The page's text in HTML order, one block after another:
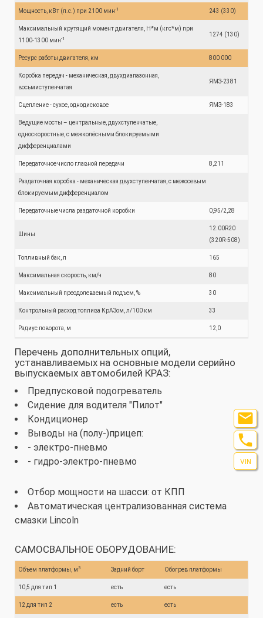
Мощность, кВт (л.с.) при 2100 мин-1 243 (330)
Максимальный крутящий момент двигателя, Н*м (кгс*м) при
1100-1300 мин-1
1274 (130)
Ресурс работы двигателя, км 800 000
Коробка передач - механическая, двухдиапазонная,
восьмиступенчатая
ЯМЗ-2381
Сцепление - сухое, однодисковое ЯМЗ-183
Ведущие мосты – центральные, двухступенчатые,
односкоростные, с межколёсными блокируемыми
дифференциалами
Передаточное число главной передачи 8,211
Раздаточная коробка - механическая двухступенчатая, с межосевым
блокируемым дифференциалом
Передаточные числа раздаточной коробки 0,95/2,28
Шины
12.00R20
(320R-508)
Топливный бак, л 165
Максимальная скорость, км/ч 80
Максимальный преодолеваемый подъем, % 30
Контрольный расход топлива КрАЗом, л/100 км 33
Радиус поворота, м 12,0
Перечень дополнительных опций,
устанавливаемых на основные модели серийно
выпускаемых автомобилей КРАЗ:
Предпусковой подогреватель
Сидение для водителя "Пилот"
Кондиционер
Выводы на (полу-)прицеп:
- электро-пневмо
- гидро-электро-пневмо
Отбор мощности на шасси: от КПП
Автоматическая централизованная система
смазки Lincoln
САМОСВАЛЬНОЕ ОБОРУДОВАНИЕ:
Объем платформы, м 3 Задний борт Обогрев платформы
10,5 для тип 1 есть есть
12 для тип 2 есть есть


VIN